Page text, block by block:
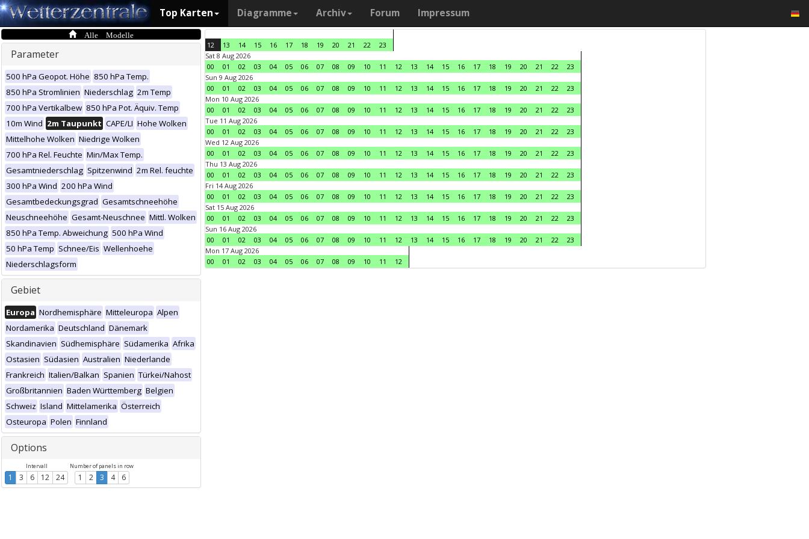
Top Karten Diagramme Archiv Forum Impressum
Alle Modelle
Parameter
500 hPa Geopot. Höhe 850 hPa Temp.
850 hPa Stromlinien Niederschlag 2m Temp
700 hPa Vertikalbew 850 hPa Pot. Äquiv. Temp
10m Wind 2m Taupunkt CAPE/LI Hohe Wolken
Mittelhohe Wolken Niedrige Wolken
700 hPa Rel. Feuchte Min/Max Temp.
Gesamtniederschlag Spitzenwind 2m Rel. feuchte
300 hPa Wind 200 hPa Wind
Gesamtbedeckungsgrad Gesamtschneehöhe
Neuschneehöhe Gesamt-Neuschnee Mittl. Wolken
850 hPa Temp. Abweichung 500 hPa Wind
50 hPa Temp Schnee/Eis Wellenhoehe
Niederschlagsform
Gebiet
Europa Nordhemisphäre Mitteleuropa Alpen
Nordamerika Deutschland Dänemark
Skandinavien Südhemisphäre Südamerika Afrika
Ostasien Südasien Australien Niederlande
Frankreich Italien/Balkan Spanien Türkei/Nahost
Großbritannien Baden Württemberg Belgien
Schweiz Island Mittelamerika Österreich
Osteuropa Polen Finnland
Options
Intervall
1 3 6 12 24
Number of panels in row
1 2 3 4 6
12 13 14 15 16 17 18 19 20 21 22
23
Sat 8 Aug 2026
00
01 02 03 04 05 06 07 08 09 10 11 12 13 14 15 16 17 18 19 20 21 22
23
Sun 9 Aug 2026
00
01 02 03 04 05 06 07 08 09 10 11 12 13 14 15 16 17 18 19 20 21 22
23
Mon 10 Aug 2026
00
01 02 03 04 05 06 07 08 09 10 11 12 13 14 15 16 17 18 19 20 21 22
23
Tue 11 Aug 2026
00
01 02 03 04 05 06 07 08 09 10 11 12 13 14 15 16 17 18 19 20 21 22
23
Wed 12 Aug 2026
00
01 02 03 04 05 06 07 08 09 10 11 12 13 14 15 16 17 18 19 20 21 22
23
Thu 13 Aug 2026
00
01 02 03 04 05 06 07 08 09 10 11 12 13 14 15 16 17 18 19 20 21 22
23
Fri 14 Aug 2026
00
01 02 03 04 05 06 07 08 09 10 11 12 13 14 15 16 17 18 19 20 21 22
23
Sat 15 Aug 2026
00
01 02 03 04 05 06 07 08 09 10 11 12 13 14 15 16 17 18 19 20 21 22
23
Sun 16 Aug 2026
00
01 02 03 04 05 06 07 08 09 10 11 12 13 14 15 16 17 18 19 20 21 22
23
Mon 17 Aug 2026
00
01 02 03 04 05 06 07 08 09 10 11 12